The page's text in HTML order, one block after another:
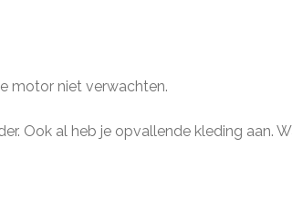
motor niet verwachten.
Ook al heb je opvallende kleding aan.